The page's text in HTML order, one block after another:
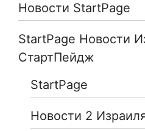
Новости StartPage
StartPage Новости
СтартПейдж
StartPage
Новости 2